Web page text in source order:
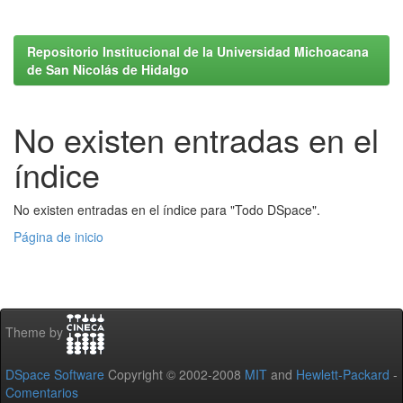
Repositorio Institucional de la Universidad Michoacana
de San Nicolás de Hidalgo
No existen entradas en el
índice
No existen entradas en el índice para "Todo DSpace".
Página de inicio
Theme by
DSpace Software Copyright © 2002-2008 MIT and Hewlett-Packard -
Comentarios